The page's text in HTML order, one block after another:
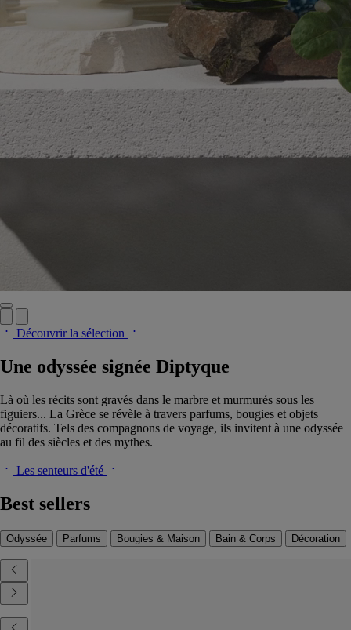
Découvrir la sélection
Une odyssée signée Diptyque
Là où les récits sont gravés dans le marbre et murmurés sous les
figuiers... La Grèce se révèle à travers parfums, bougies et objets
décoratifs. Tels des compagnons de voyage, ils invitent à une odyssée
au fil des siècles et des mythes.
Les senteurs d'été
Best sellers
Odyssée Parfums Bougies & Maison Bain & Corps Décoration